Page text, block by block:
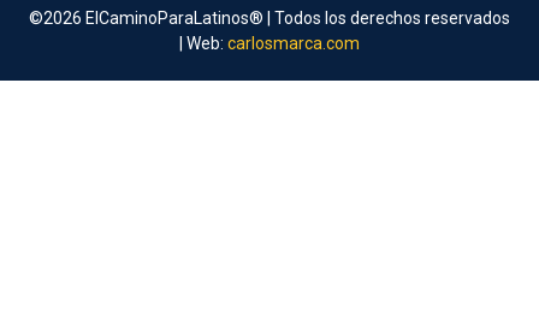
©2026 ElCaminoParaLatinos® | Todos los derechos reservados
| Web: carlosmarca.com